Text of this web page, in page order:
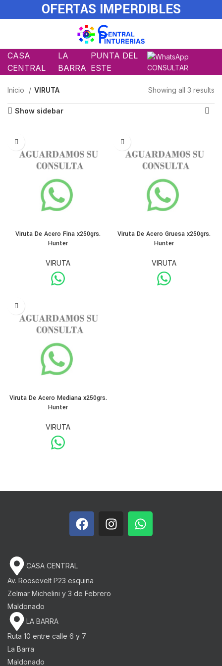
OFERTAS IMPERDIBLES
CASA
CENTRAL
LA
BARRA
PUNTA DEL
ESTE
CONSULTAR
Inicio VIRUTA Showing all 3 results
Show sidebar
Viruta De Acero Fina x250grs.
Hunter
VIRUTA
Viruta De Acero Gruesa x250grs.
Hunter
VIRUTA
Viruta De Acero Mediana x250grs.
Hunter
VIRUTA
CASA CENTRAL
Av. Roosevelt P23 esquina
Zelmar Michelini y 3 de Febrero​
Maldonado
LA BARRA
Ruta 10 entre calle 6 y 7
La Barra
Maldonado